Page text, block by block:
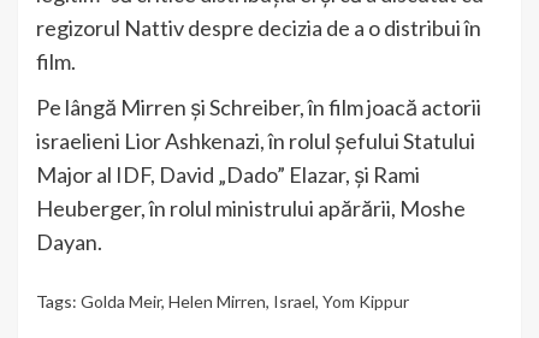
regizorul Nattiv despre decizia de a o distribui în
film.
Pe lângă Mirren și Schreiber, în film joacă actorii
israelieni Lior Ashkenazi, în rolul șefului Statului
Major al IDF, David „Dado” Elazar, și Rami
Heuberger, în rolul ministrului apărării, Moshe
Dayan.
Tags: Golda Meir, Helen Mirren, Israel, Yom Kippur